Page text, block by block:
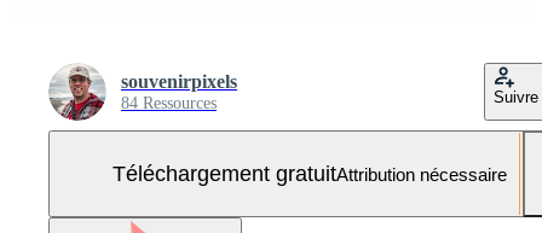
souvenirpixels
84 Ressources Suivre
Téléchargement gratuitAttribution nécessaire